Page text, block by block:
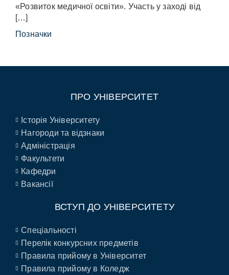
«Розвиток медичної освіти». Участь у заході від
[…]
Позначки
ПРО УНІВЕРСИТЕТ
Історія Університету
Нагороди та відзнаки
Адміністрація
Факультети
Кафедри
Вакансії
ВСТУП ДО УНІВЕРСИТЕТУ
Спеціальності
Перелік конкурсних предметів
Правила прийому в Університет
Правила прийому в Коледж